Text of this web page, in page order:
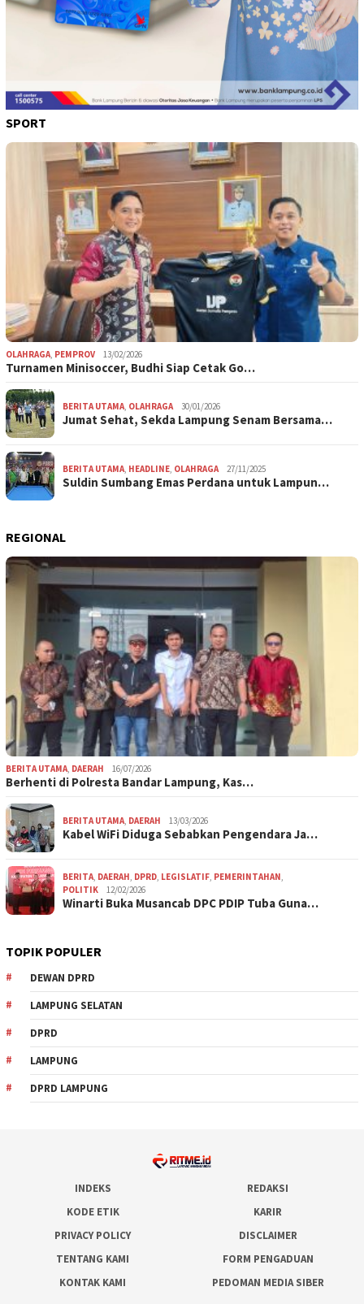
SPORT
OLAHRAGA PEMPROV 13/02/2026
Turnamen Minisoccer, Budhi Siap Cetak Go…
BERITA UTAMA OLAHRAGA 30/01/2026
Jumat Sehat, Sekda Lampung Senam Bersama…
BERITA UTAMA HEADLINE OLAHRAGA 27/11/2025
Suldin Sumbang Emas Perdana untuk Lampun…
REGIONAL
BERITA UTAMA DAERAH 16/07/2026
Berhenti di Polresta Bandar Lampung, Kas…
BERITA UTAMA DAERAH 13/03/2026
Kabel WiFi Diduga Sebabkan Pengendara Ja…
BERITA DAERAH DPRD LEGISLATIF PEMERINTAHAN
POLITIK
12/02/2026
Winarti Buka Musancab DPC PDIP Tuba Guna…
TOPIK POPULER
DEWAN DPRD
LAMPUNG SELATAN
DPRD
LAMPUNG
DPRD LAMPUNG
INDEKS
REDAKSI
KODE ETIK
KARIR
PRIVACY POLICY
DISCLAIMER
TENTANG KAMI
FORM PENGADUAN
KONTAK KAMI
PEDOMAN MEDIA SIBER